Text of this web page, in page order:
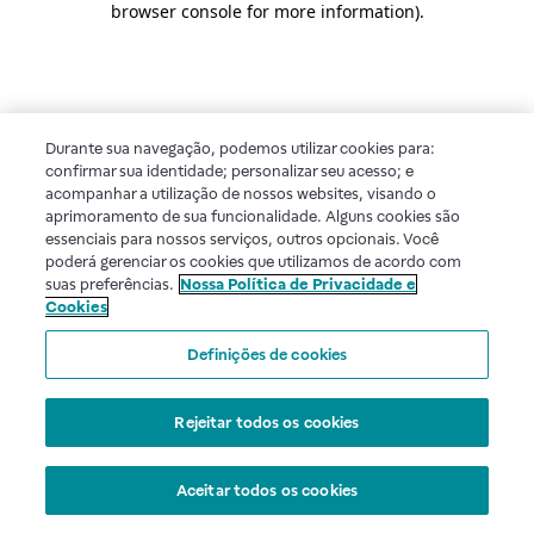
browser console for more information).
Durante sua navegação, podemos utilizar cookies para:
confirmar sua identidade; personalizar seu acesso; e
acompanhar a utilização de nossos websites, visando o
aprimoramento de sua funcionalidade. Alguns cookies são
essenciais para nossos serviços, outros opcionais. Você
poderá gerenciar os cookies que utilizamos de acordo com
suas preferências. Nossa Política de Privacidade e
Cookies
Definições de cookies
Rejeitar todos os cookies
Aceitar todos os cookies